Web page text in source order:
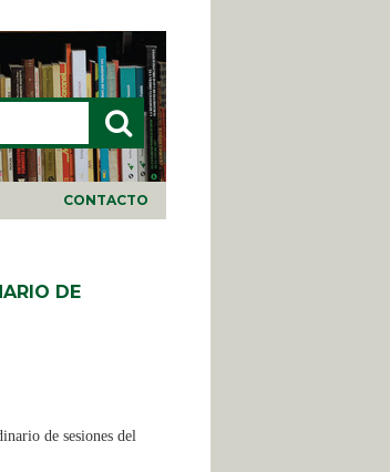
CONTACTO
DE
de sesiones del